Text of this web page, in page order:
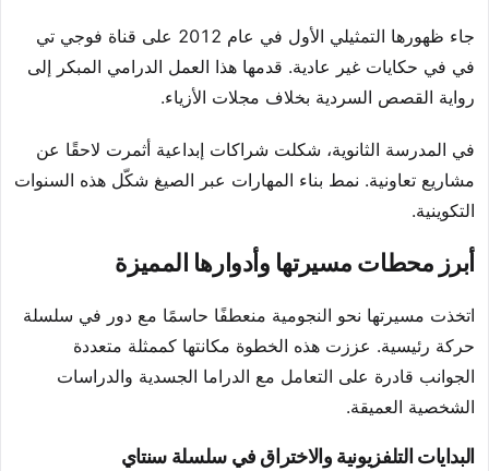
جاء ظهورها التمثيلي الأول في عام 2012 على قناة فوجي تي
في في حكايات غير عادية. قدمها هذا العمل الدرامي المبكر إلى
رواية القصص السردية بخلاف مجلات الأزياء.
في المدرسة الثانوية، شكلت شراكات إبداعية أثمرت لاحقًا عن
مشاريع تعاونية. نمط بناء المهارات عبر الصيغ شكّل هذه السنوات
التكوينية.
أبرز محطات مسيرتها وأدوارها المميزة
اتخذت مسيرتها نحو النجومية منعطفًا حاسمًا مع دور في سلسلة
حركة رئيسية. عززت هذه الخطوة مكانتها كممثلة متعددة
الجوانب قادرة على التعامل مع الدراما الجسدية والدراسات
الشخصية العميقة.
البدايات التلفزيونية والاختراق في سلسلة سنتاي